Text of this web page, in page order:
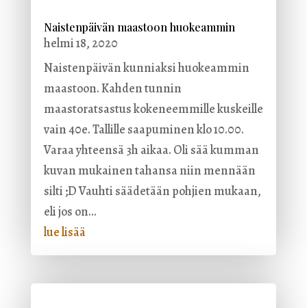
Naistenpäivän maastoon huokeammin
helmi 18, 2020
Naistenpäivän kunniaksi huokeammin
maastoon. Kahden tunnin
maastoratsastus kokeneemmille kuskeille
vain 40e. Tallille saapuminen klo 10.00.
Varaa yhteensä 3h aikaa. Oli sää kumman
kuvan mukainen tahansa niin mennään
silti ;D Vauhti säädetään pohjien mukaan,
eli jos on...
lue lisää